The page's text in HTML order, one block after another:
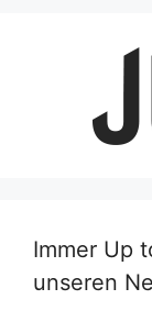
Immer Up
unseren